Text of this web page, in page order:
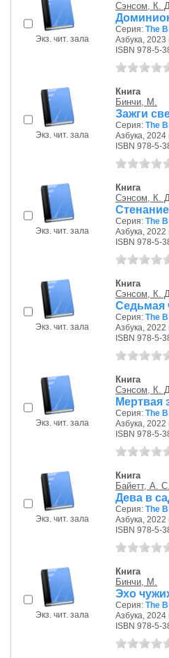
Экз. чит. зала
Сэнсом, К.
Серия: The
Азбука, 2023
ISBN 978-5-
Экз. чит. зала
Книга
Бинчи, М.
Зажги
Серия: The
Азбука, 2024
ISBN 978-5-
Экз. чит. зала
Книга
Сэнсом, К.
Серия: The
Азбука, 2022
ISBN 978-5-
Экз. чит. зала
Книга
Сэнсом, К.
Седьмая
Серия: The
Азбука, 2022
ISBN 978-5-
Экз. чит. зала
Книга
Сэнсом, К.
Мертвая
Серия: The
Азбука, 2022
ISBN 978-5-
Экз. чит. зала
Книга
Байетт, А.
Дева в
Серия: The
Азбука, 2022
ISBN 978-5-
Экз. чит. зала
Книга
Бинчи, М.
Эхо
Серия: The
Азбука, 2024
ISBN 978-5-